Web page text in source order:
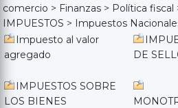
comercio > Finanzas > Política fiscal
IMPUESTOS > Impuestos
Impuesto al valor
agregado
DE
IMPUESTOS SOBRE
LOS BIENES